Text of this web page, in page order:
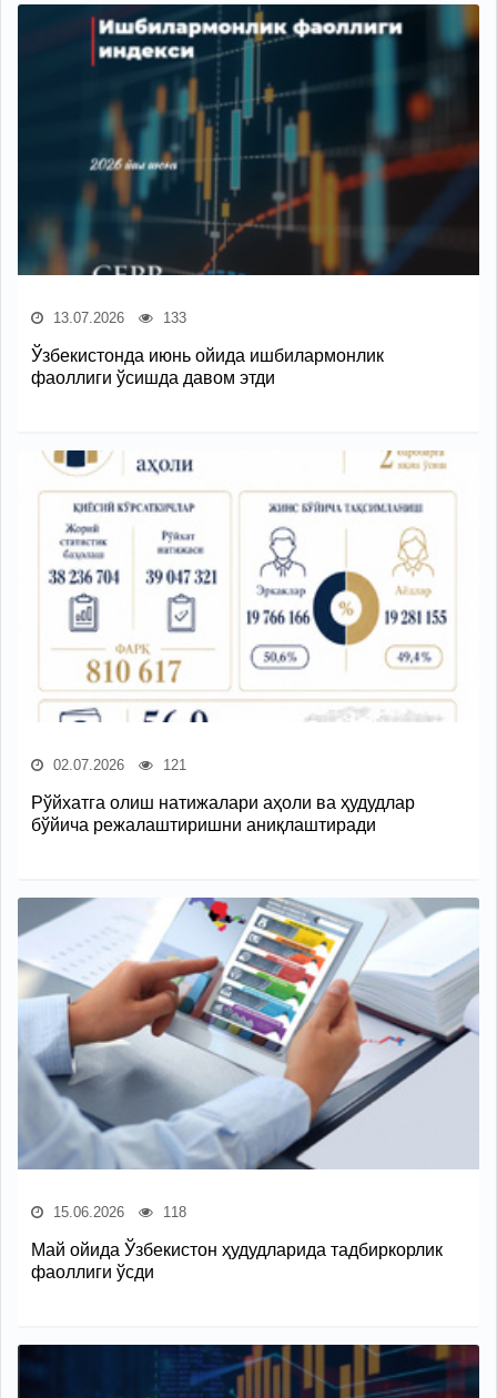
13.07.2026 133
Ўзбекистонда июнь ойида ишбилармонлик
фаоллиги ўсишда давом этди
02.07.2026 121
Рўйхатга олиш натижалари аҳоли ва ҳудудлар
бўйича режалаштиришни аниқлаштиради
15.06.2026 118
Май ойида Ўзбекистон ҳудудларида тадбиркорлик
фаоллиги ўсди